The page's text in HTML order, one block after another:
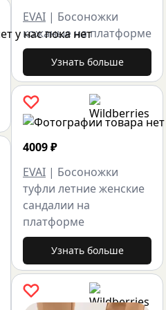
EVAI | Босоножки
кожаные на платформе
Узнать больше
4009₽
EVAI | Босоножки
туфли летние женские
cандалии на
платформе
Узнать больше